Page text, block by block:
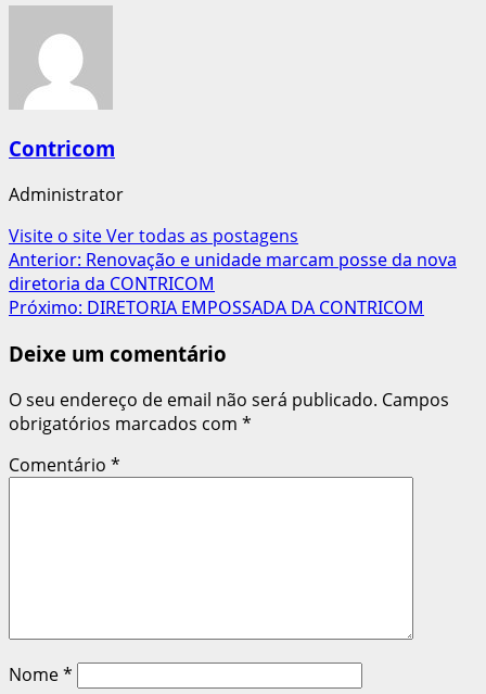
Contricom
Administrator
Visite o siteVer todas as postagens
Navegação
de
artigos
Anterior: Renovação e unidade marcam posse da nova
diretoria da CONTRICOM
Próximo: DIRETORIA EMPOSSADA DA CONTRICOM
Deixe um comentário
O seu endereço de email não será publicado. Campos
obrigatórios marcados com *
Comentário *
Nome*